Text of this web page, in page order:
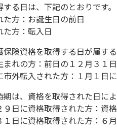
る日は、下記のとおりです。
た方：お誕生日の前日
た方：転入日
険資格を取得する日が属す
まれの方：前日の１２月３１
市外転入された方：１月１日
は、資格を取得された日に
９日に資格取得された方：資
１日に資格取得された方：６月